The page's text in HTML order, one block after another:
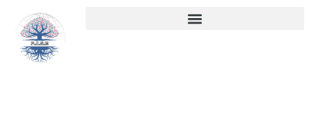
contenu